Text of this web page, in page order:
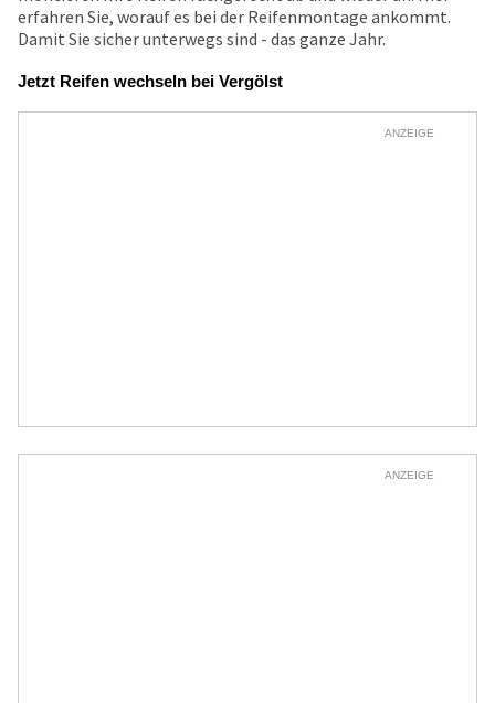
erfahren Sie, worauf es bei der Reifenmontage ankommt.
Damit Sie sicher unterwegs sind - das ganze Jahr.
Jetzt Reifen wechseln bei Vergölst
ANZEIGE
ANZEIGE